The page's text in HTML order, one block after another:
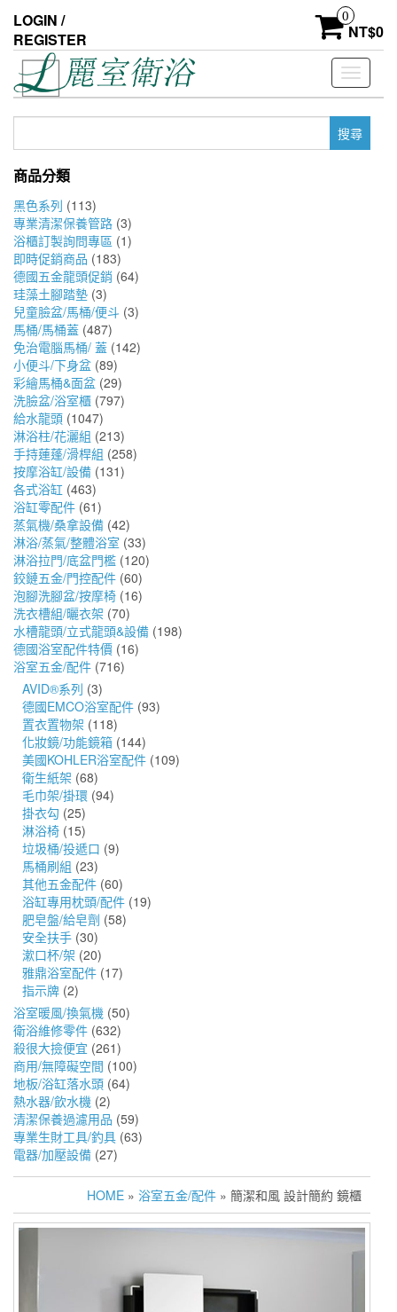
the
content
LOGIN /
REGISTER
0
NT$0
Toggle
鍵
商品分類
黑色系列 (113)
專業清潔保養管路 (3)
浴櫃訂製詢問專區 (1)
即時促銷商品 (183)
德國五金龍頭促銷 (64)
珪藻土腳踏墊 (3)
兒童臉盆/馬桶/便斗 (3)
馬桶/馬桶蓋 (487)
免治電腦馬桶/ 蓋 (142)
小便斗/下身盆 (89)
彩繪馬桶&面盆 (29)
洗臉盆/浴室櫃 (797)
給水龍頭 (1047)
淋浴柱/花灑組 (213)
手持蓮蓬/滑桿組 (258)
按摩浴缸/設備 (131)
各式浴缸 (463)
浴缸零配件 (61)
蒸氣機/桑拿設備 (42)
淋浴/蒸氣/整體浴室 (33)
淋浴拉門/底盆門檻 (120)
鉸鏈五金/門控配件 (60)
泡腳洗腳盆/按摩椅 (16)
洗衣槽組/曬衣架 (70)
水槽龍頭/立式龍頭&設備 (198)
德國浴室配件特價 (16)
浴室五金/配件 (716)
AVID®系列 (3)
德國EMCO浴室配件 (93)
置衣置物架 (118)
化妝鏡/功能鏡箱 (144)
美國KOHLER浴室配件 (109)
衛生紙架 (68)
毛巾架/掛環 (94)
掛衣勾 (25)
淋浴椅 (15)
垃圾桶/投遞口 (9)
馬桶刷組 (23)
其他五金配件 (60)
浴缸專用枕頭/配件 (19)
肥皂盤/給皂劑 (58)
安全扶手 (30)
漱口杯/架 (20)
雅鼎浴室配件 (17)
指示牌 (2)
浴室暖風/換氣機 (50)
衛浴維修零件 (632)
殺很大撿便宜 (261)
商用/無障礙空間 (100)
地板/浴缸落水頭 (64)
熱水器/飲水機 (2)
清潔保養過濾用品 (59)
專業生財工具/釣具 (63)
電器/加壓設備 (27)
HOME » 浴室五金/配件 » 簡潔和風 設計簡約 鏡櫃